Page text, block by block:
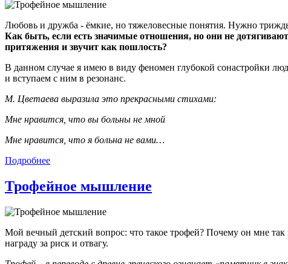
Любовь и дружба - ёмкие, но тяжеловесные понятия. Нужно
Как быть, если есть значимые отношения, но они не
притяжения и звучит как пошлость?
В данном случае я имею в виду феномен глубокой сонастройки
и вступаем с ним в резонанс.
М. Цветаева выразила это прекрасными стихами:
Мне нравится, что вы больны не мной
Мне нравится, что я больна не вами…
Подробнее
Трофейное мышление
Мой вечный детский вопрос: что такое трофей? Почему он мне
награду за риск и отвагу.